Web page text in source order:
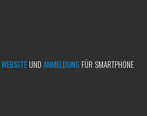
WEBSITE UND ANMELDUNG FÜR SMARTPHONE